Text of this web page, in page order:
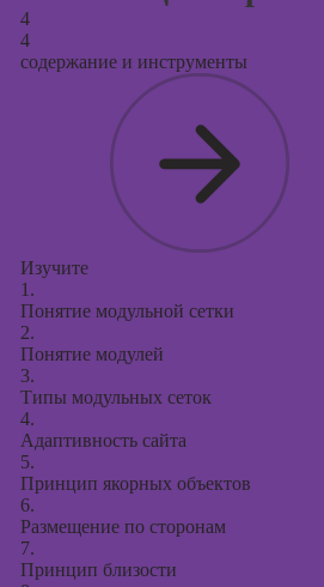
4
4
содержание и инструменты
Изучите
1.
Понятие модульной сетки
2.
Понятие модулей
3.
Типы модульных сеток
4.
Адаптивность сайта
5.
Принцип якорных объектов
6.
Размещение по сторонам
7.
Принцип близости